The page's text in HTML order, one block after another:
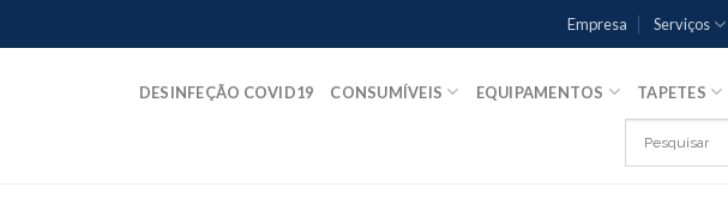
Empresa Serviços
DESINFEÇÃO COVID19 CONSUMÍVEIS EQUIPAMENTOS TAPETES